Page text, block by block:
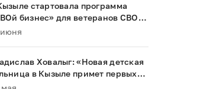
стартовала программа
бизнес» для ветеранов СВО и
Ховалыг: «Новая детская
в Кызыле примет первых
в 2028 году»